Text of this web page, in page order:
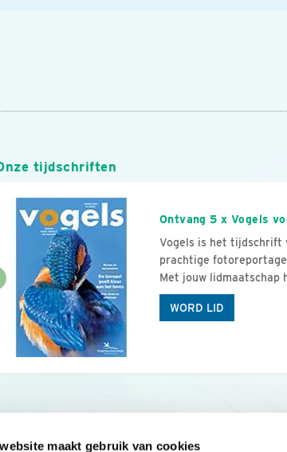
maakt gebruik van cookies
tijdschriften
Ontvang 5 x Vogels
Vogels is het tijdschrift
prachtige
Met jouw lidmaatschap
WORD LID